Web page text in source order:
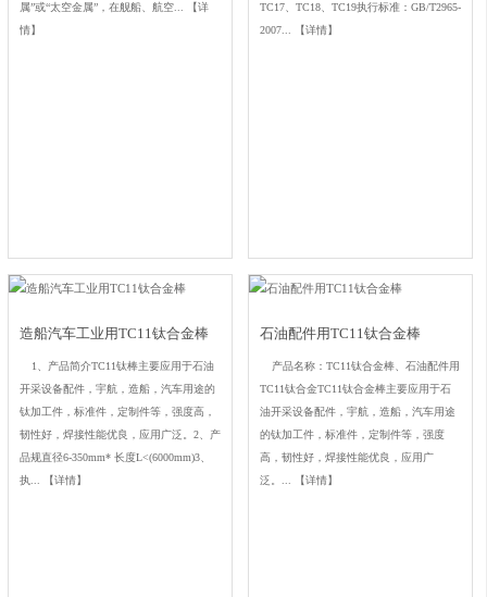
属”或“太空金属”，在舰船、航空...
【详
情】
TC17、TC18、TC19执行标准：GB/T2965-
2007...
【详情】
造船汽车工业用TC11钛合金棒
1、产品简介TC11钛棒主要应用于石油
开采设备配件，宇航，造船，汽车用途的
钛加工件，标准件，定制件等，强度高，
韧性好，焊接性能优良，应用广泛。2、产
品规直径6-350mm* 长度L<(6000mm)3、
执...
【详情】
石油配件用TC11钛合金棒
产品名称：TC11钛合金棒、石油配件用
TC11钛合金TC11钛合金棒主要应用于石
油开采设备配件，宇航，造船，汽车用途
的钛加工件，标准件，定制件等，强度
高，韧性好，焊接性能优良，应用广
泛。...
【详情】